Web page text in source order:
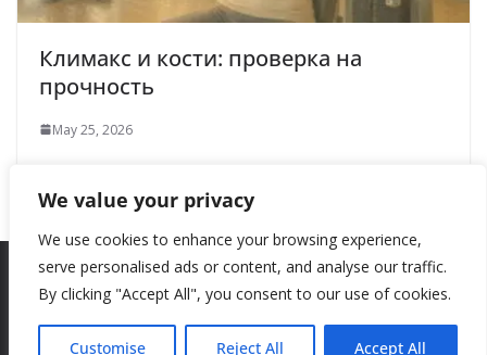
We value your privacy
We use cookies to enhance your browsing experience,
serve personalised ads or content, and analyse our traffic.
By clicking "Accept All", you consent to our use of cookies.
Customise Reject All Accept All
Климакс и кости: проверка на
прочность
May 25, 2026
Theme:ColorMag by ThemeGrill. Powered byWordPress